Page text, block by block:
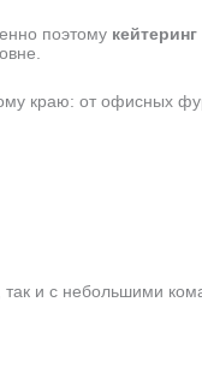
поэтому
краю: от офисных
так и с небольшими